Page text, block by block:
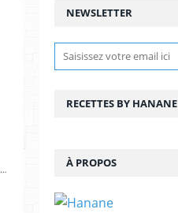
…
NEWSLETTER
RECETTES BY HANANE
À PROPOS